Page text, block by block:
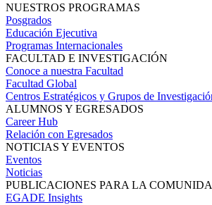
NUESTROS PROGRAMAS
Posgrados
Educación Ejecutiva
Programas Internacionales
FACULTAD E INVESTIGACIÓN
Conoce a nuestra Facultad
Facultad Global
Centros Estratégicos y Grupos de
ALUMNOS Y EGRESADOS
Career Hub
Relación con Egresados
NOTICIAS Y EVENTOS
Eventos
Noticias
PUBLICACIONES PARA LA
EGADE Insights